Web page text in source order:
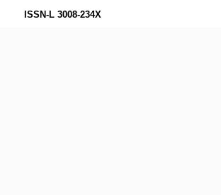
ISSN-L 3008-234X